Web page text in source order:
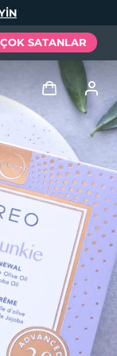
ÇOK SATANLAR
Giriş
profi̇li̇
Cihazlarım
Siparişlerim
Adresim
Aboneliklerim
中文